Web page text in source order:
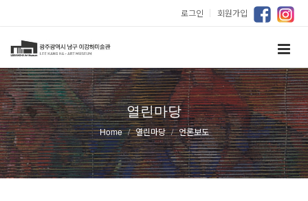
로그인 ｜ 회원가입
열린마당
Home 열린마당 언론보도